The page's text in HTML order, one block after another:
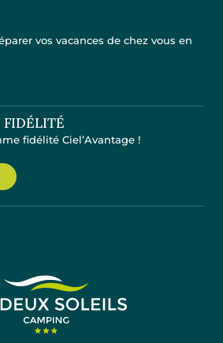
vos vacances de chez vous en
FIDÉLITÉ
fidélité Ciel’Avantage !